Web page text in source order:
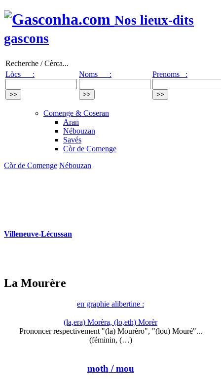
Nos lieux-dits
gascons
Recherche / Cèrca...
Lòcs :
Noms : Prenoms :
Comenge & Coseran
Aran
Nébouzan
Savés
Còr de Comenge
Còr de Comenge Nébouzan
Villeneuve-Lécussan
La Mourère
en graphie alibertine :
(la,era) Morèra, (lo,eth) Morèr
Prononcer respectivement "(la) Mourèro", "(lou) Mourè"...
(féminin, (…)
moth / mou